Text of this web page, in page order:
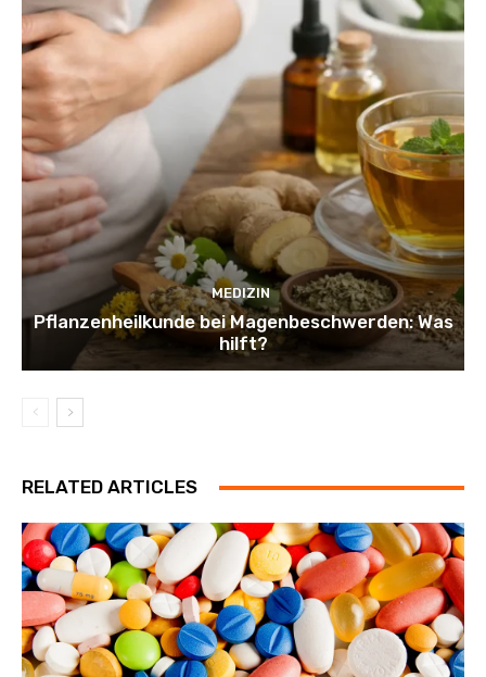
MEDIZIN
Pflanzenheilkunde bei Magenbeschwerden: Was
hilft?
RELATED ARTICLES